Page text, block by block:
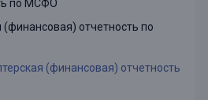
по МСФО
(финансовая) отчетность по
(финансовая) отчетность